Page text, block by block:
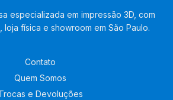
especializada em impressão 3D, com
física e showroom em São Paulo.
Contato
Quem Somos
e Devoluções